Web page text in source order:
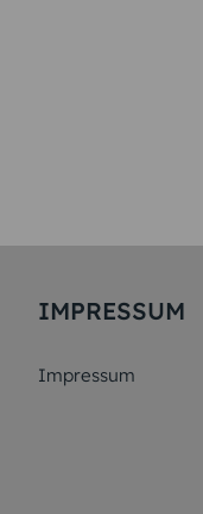
IMPRESSUM
Impressum